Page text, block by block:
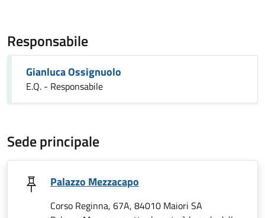
Responsabile
Gianluca Ossignuolo
E.Q. - Responsabile
Sede principale
Palazzo Mezzacapo
Corso Reginna, 67A, 84010 Maiori SA